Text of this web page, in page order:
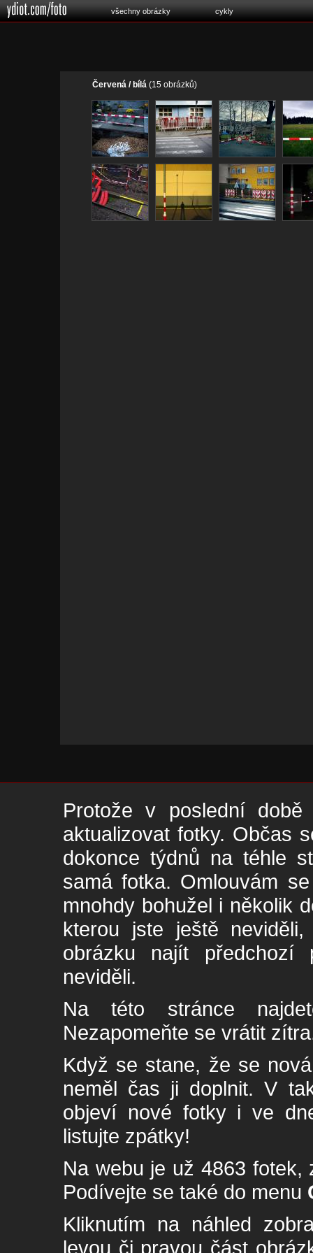
všechny obrázky cykly
Červená / bílá (15 obrázků)
Protože v poslední
aktualizovat fotky. Občas
dokonce týdnů na téhle
samá fotka. Omlouvám
mnohdy bohužel i několik
kterou jste ještě
obrázku najít
neviděli.
Na této stránce
Nezapomeňte se vrátit
Když se stane, že se
neměl čas ji doplnit. V
objeví nové fotky i ve
listujte zpátky!
Na webu je už 4863
Podívejte se také do menu
Kliknutím na náhled
levou či pravou část